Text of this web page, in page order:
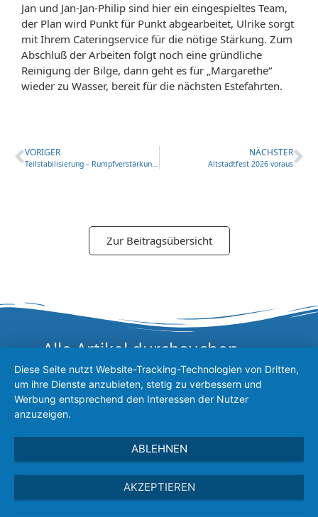
Jan und Jan-Jan-Philip sind hier ein eingespieltes Team,
der Plan wird Punkt für Punkt abgearbeitet, Ulrike sorgt
mit Ihrem Cateringservice für die nötige Stärkung. Zum
Abschluß der Arbeiten folgt noch eine gründliche
Reinigung der Bilge, dann geht es für „Margarethe“
wieder zu Wasser, bereit für die nächsten Estefahrten.
VORIGER NÄCHSTER
Altstadtfest 2026 voraus
Zur Beitragsübersicht
Alle Artikel durchsuchen
DATENSCHUTZ
VEREINSSATZUNG
Diese Seite nutzt Website-Tracking-Technologien von Dritten,
um ihre Dienste anzubieten, stetig zu verbessern und
Werbung entsprechend den Interessen der Nutzer
anzuzeigen.
ABLEHNEN
AKZEPTIEREN